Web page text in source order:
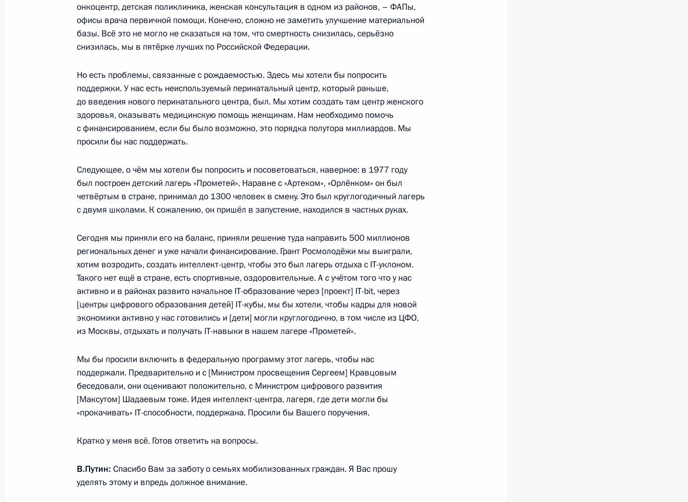
13 января 2023 года, пятница
13 января 2023 года, 14:35 Уфа
Встреча с главой Башкирии Радием Хабировым
13 января 2023 года, 12:55 Уфа
12 января 2023 года, четверг
Встреча с губернатором Липецкой области Игорем Артамоновым
2
Поздравление по случаю Дня работника прокуратуры
12 января 2023 года, 00:00
Совещание с членами Правительства
11 января 2023 года, 15:50 Московская область, Ново-Огарёво
Встреча с руководителем ФАС Максимом Шаскольским
10 января 2023 года, 13:45 Москва, Кремль
онкоцентр, детская поликлиника, женская консультация в одном из районов, – ФАПы,
офисы врача первичной помощи. Конечно, сложно не заметить улучшение материальной
базы. Всё это не могло не сказаться на том, что смертность снизилась, серьёзно
снизилась, мы в пятёрке лучших по Российской Федерации.
Но есть проблемы, связанные с рождаемостью. Здесь мы хотели бы попросить
поддержки. У нас есть неиспользуемый перинатальный центр, который раньше,
до введения нового перинатального центра, был. Мы хотим создать там центр женского
здоровья, оказывать медицинскую помощь женщинам. Нам необходимо помочь
с финансированием, если бы было возможно, это порядка полутора миллиардов. Мы
просили бы нас поддержать.
Следующее, о чём мы хотели бы попросить и посоветоваться, наверное: в 1977 году
был построен детский лагерь «Прометей». Наравне с «Артеком», «Орлёнком» он был
четвёртым в стране, принимал до 1300 человек в смену. Это был круглогодичный лагерь
с двумя школами. К сожалению, он пришёл в запустение, находился в частных руках.
Сегодня мы приняли его на баланс, приняли решение туда направить 500 миллионов
региональных денег и уже начали финансирование. Грант Росмолодёжи мы выиграли,
хотим возродить, создать интеллект-центр, чтобы это был лагерь отдыха с IT-уклоном.
Такого нет ещё в стране, есть спортивные, оздоровительные. А с учётом того что у нас
активно и в районах развито начальное IТ-образование через [проект] IТ-bit, через
[центры цифрового образования детей] IT-кубы, мы бы хотели, чтобы кадры для новой
экономики активно у нас готовились и [дети] могли круглогодично, в том числе из ЦФО,
из Москвы, отдыхать и получать IT-навыки в нашем лагере «Прометей».
Мы бы просили включить в федеральную программу этот лагерь, чтобы нас
поддержали. Предварительно и с [Министром просвещения Сергеем] Кравцовым
беседовали, они оценивают положительно, с Министром цифрового развития
[Максутом] Шадаевым тоже. Идея интеллект-центра, лагеря, где дети могли бы
«прокачивать» IT-способности, поддержана. Просили бы Вашего поручения.
Кратко у меня всё. Готов ответить на вопросы.
В.Путин: Спасибо Вам за заботу о семьях мобилизованных граждан. Я Вас прошу
уделять этому и впредь должное внимание.